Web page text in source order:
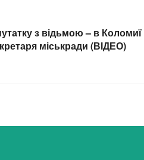
з відьмою – в Коломиї
міськради (ВІДЕО)